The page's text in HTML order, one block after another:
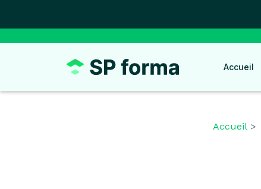
Accueil
Accueil